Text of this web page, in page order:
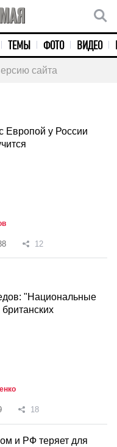
ТЕМЫ ФОТО ВИДЕО
сайта
Европой у России
12
"Национальные
18
и РФ теряет для